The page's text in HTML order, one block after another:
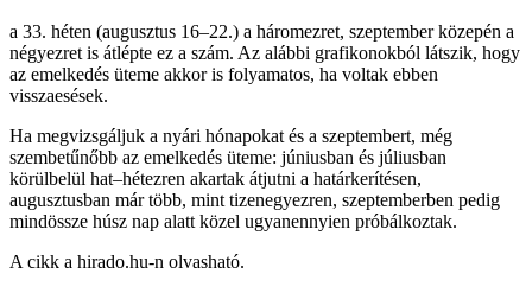
a 33. héten (augusztus 16–22.) a háromezret, szeptember közepén a
négyezret is átlépte ez a szám. Az alábbi grafikonokból látszik, hogy
az emelkedés üteme akkor is folyamatos, ha voltak ebben
visszaesések.
Ha megvizsgáljuk a nyári hónapokat és a szeptembert, még
szembetűnőbb az emelkedés üteme: júniusban és júliusban
körülbelül hat–hétezren akartak átjutni a határkerítésen,
augusztusban már több, mint tizenegyezren, szeptemberben pedig
mindössze húsz nap alatt közel ugyanennyien próbálkoztak.
A cikk a hirado.hu-n olvasható.